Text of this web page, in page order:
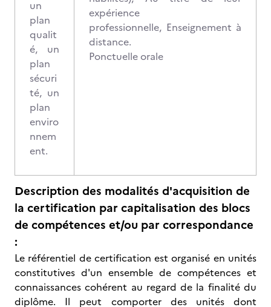
un
plan
qualit
é, un
plan
sécuri
té, un
plan
enviro
nnem
ent.
expérience
professionnelle, Enseignement à
distance.
Ponctuelle orale
Description des modalités d'acquisition de
la certification par capitalisation des blocs
de compétences et/ou par correspondance
:
Le référentiel de certification est organisé en unités
constitutives d'un ensemble de compétences et
connaissances cohérent au regard de la finalité du
diplôme. Il peut comporter des unités dont